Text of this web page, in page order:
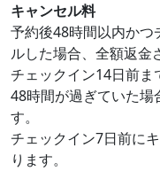
キャンセル料
予約後48時間以内か
ルした場合、全額返金
チェックイン14日前ま
48時間が過ぎていた場
す。
チェックイン7日前に
ります。